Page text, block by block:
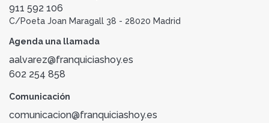
911 592 106
C/Poeta Joan Maragall 38 - 28020 Madrid
Agenda una llamada
aalvarez@franquiciashoy.es
602 254 858
Comunicación
comunicacion@franquiciashoy.es